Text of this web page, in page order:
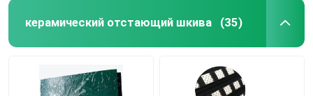
керамический отстающий шкива (35)